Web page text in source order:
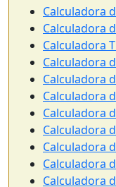
Calculadora
Calculadora
Calculadora
Calculadora
Calculadora
Calculadora
Calculadora
Calculadora
Calculadora
Calculadora
Calculadora